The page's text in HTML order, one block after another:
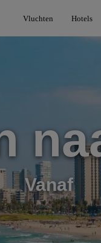
Vluchten Hotels
Vanaf